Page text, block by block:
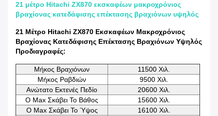
21 μέτρο Hitachi ZX870 εκσκαφέων μακροχρόνιος
βραχίονας κατεδάφισης επέκτασης βραχιόνων υψηλός
21 Μέτρο Hitachi ZX870 Εκσκαφέων Μακροχρόνιος
Βραχίονας Κατεδάφισης Επέκτασης Βραχιόνων Υψηλός
Προδιαγραφές:
Μήκος Βραχιόνων
11500 Χιλ.
Μήκος Ραβδιών
9500 Χιλ.
Ανώτατο Εκτενές Πεδίο
20600 Χιλ.
Ο Max Σκάβει Το Βάθος
15600 Χιλ.
Ο Max Σκάβει Το Ύψος
16100 Χιλ.